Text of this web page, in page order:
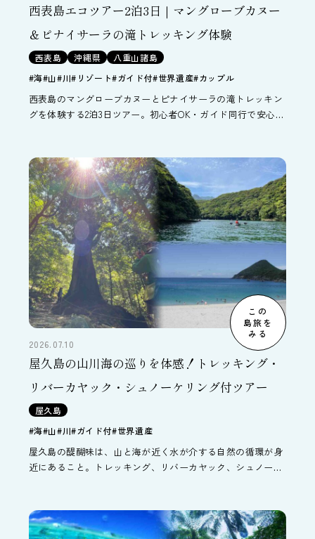
西表島エコツアー2泊3日｜マングローブカヌー
＆ピナイサーラの滝トレッキング体験
西表島 沖縄県
八重山諸島
#海#山#川#リゾート#ガイド付#世界遺産#カップル
西表島のマングローブカヌーとピナイサーラの滝トレッキン
グを体験する2泊3日ツアー。初心者OK・ガイド同行で安心。
この
島旅を
みる
2026.07.10
屋久島の山川海の巡りを体感！トレッキング・
リバーカヤック・シュノーケリング付ツアー
屋久島
#海#山#川#ガイド付#世界遺産
屋久島の醍醐味は、山と海が近く水が介する自然の循環が身
近にあること。トレッキング、リバーカヤック、シュノーケ